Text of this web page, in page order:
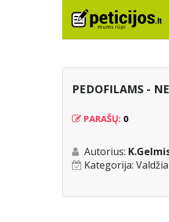
PEDOFILAMS - NE
PARAŠŲ: 0
Autorius:
Kategorija: